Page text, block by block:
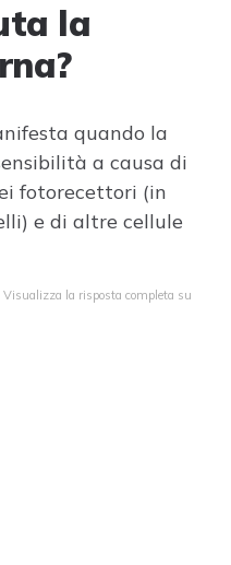
la
quando la
a causa di
fotorecettori (in
e di altre cellule
Visualizza la risposta completa su